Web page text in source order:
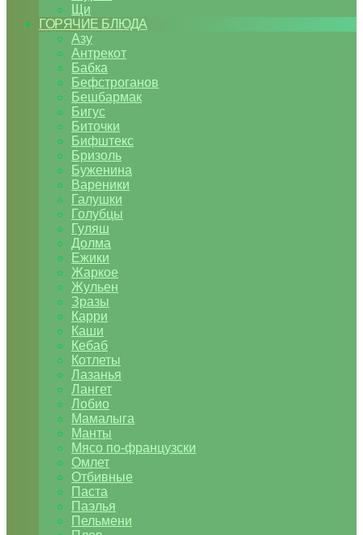
Щи
ГОРЯЧИЕ БЛЮДА
Азу
Антрекот
Бабка
Бефстроганов
Бешбармак
Бигус
Биточки
Бифштекс
Бризоль
Буженина
Вареники
Галушки
Голубцы
Гуляш
Долма
Ежики
Жаркое
Жульен
Зразы
Карри
Каши
Кебаб
Котлеты
Лазанья
Лангет
Лобио
Мамалыга
Манты
Мясо по-французски
Омлет
Отбивные
Паста
Паэлья
Пельмени